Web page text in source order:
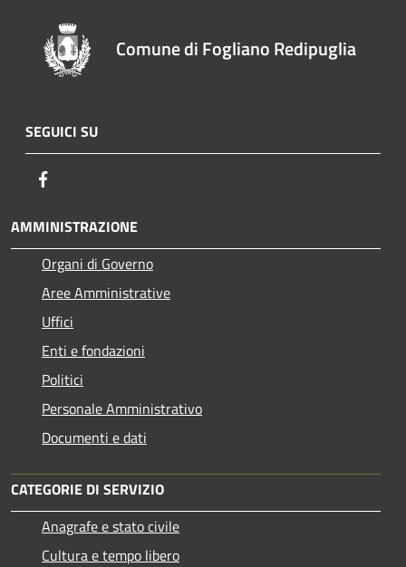
Comune di Fogliano Redipuglia
SEGUICI SU
AMMINISTRAZIONE
Organi di Governo
Aree Amministrative
Uffici
Enti e fondazioni
Politici
Personale Amministrativo
Documenti e dati
CATEGORIE DI SERVIZIO
Anagrafe e stato civile
Cultura e tempo libero